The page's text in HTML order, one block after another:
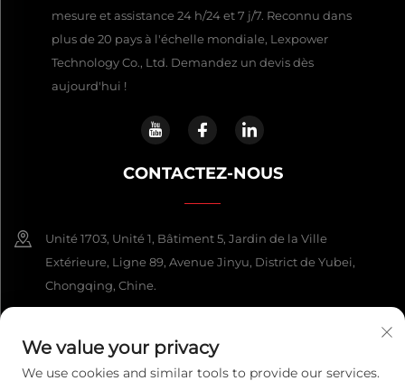
mesure et assistance 24 h/24 et 7 j/7. Reconnu dans
plus de 20 pays à l'échelle mondiale, Lexpower
Technology Co., Ltd. Demandez un devis dès
aujourd'hui !
CONTACTEZ-NOUS
Unité 1703, Unité 1, Bâtiment 5, Jardin de la Ville
Extérieure, Ligne 89, Avenue Jinyu, District de Yubei,
Chongqing, Chine.
[email protected]
We value your privacy
We use cookies and similar tools to provide our services.